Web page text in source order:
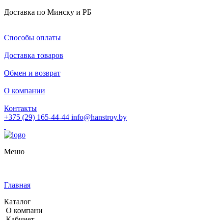
Доставка по Минску и РБ
Способы оплаты
Доставка товаров
Обмен и возврат
О компании
Контакты
+375 (29) 165-44-44 info@hanstroy.by
Меню
Главная
Каталог
О компани